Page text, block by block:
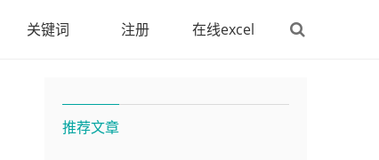
关键词 注册 在线excel
推荐文章